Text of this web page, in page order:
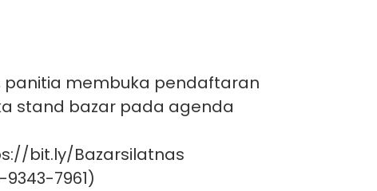
panitia membuka pendaftaran
stand bazar pada agenda
bit.ly/Bazarsilatnas
7961)